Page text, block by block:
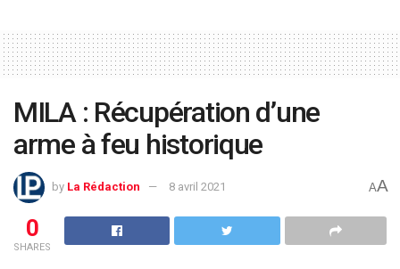
MILA : Récupération d’une
arme à feu historique
by La Rédaction 8 avril 2021 AA
0
SHARES